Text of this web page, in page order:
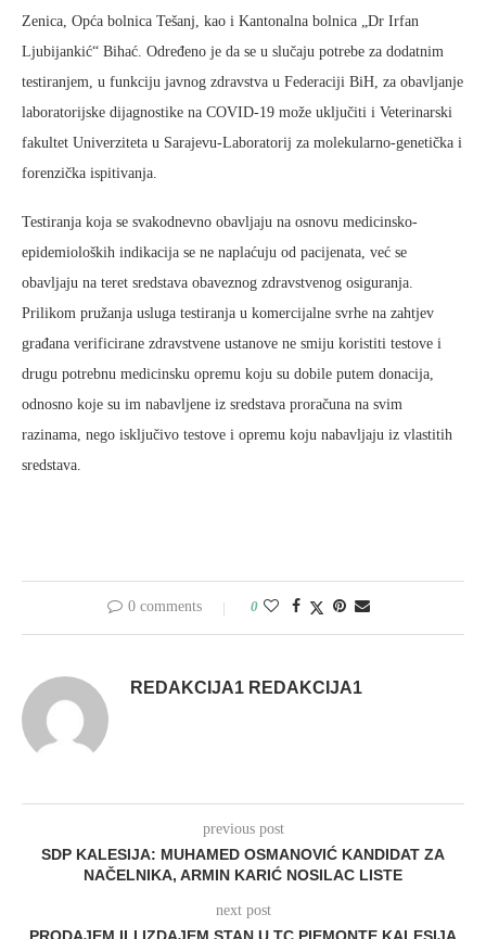
Zenica, Opća bolnica Tešanj, kao i Kantonalna bolnica „Dr Irfan
Ljubijankić“ Bihać. Određeno je da se u slučaju potrebe za dodatnim
testiranjem, u funkciju javnog zdravstva u Federaciji BiH, za obavljanje
laboratorijske dijagnostike na COVID-19 može uključiti i Veterinarski
fakultet Univerziteta u Sarajevu-Laboratorij za molekularno-genetička i
forenzička ispitivanja.
Testiranja koja se svakodnevno obavljaju na osnovu medicinsko-
epidemioloških indikacija se ne naplaćuju od pacijenata, već se
obavljaju na teret sredstava obaveznog zdravstvenog osiguranja.
Prilikom pružanja usluga testiranja u komercijalne svrhe na zahtjev
građana verificirane zdravstvene ustanove ne smiju koristiti testove i
drugu potrebnu medicinsku opremu koju su dobile putem donacija,
odnosno koje su im nabavljene iz sredstava proračuna na svim
razinama, nego isključivo testove i opremu koju nabavljaju iz vlastitih
sredstava.
0 comments 0
REDAKCIJA1 REDAKCIJA1
previous post
SDP KALESIJA: MUHAMED OSMANOVIĆ KANDIDAT ZA
NAČELNIKA, ARMIN KARIĆ NOSILAC LISTE
next post